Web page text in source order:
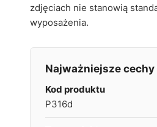
zdjęciach nie stanowią
wyposażenia.
Najważniejsze
Kod produktu
P316d